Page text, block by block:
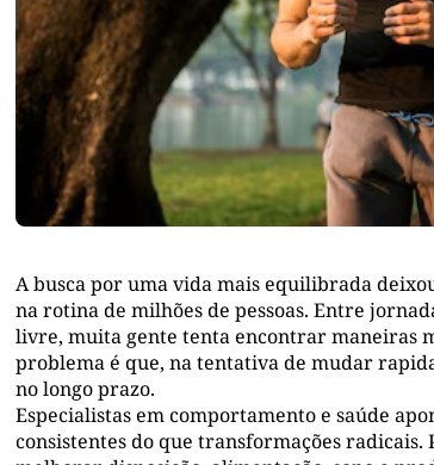
A busca por uma vida mais equilibrada
na rotina de milhões de pessoas. Entre
livre, muita gente tenta encontrar maneiras
problema é que, na tentativa de mudar
no longo prazo.
Especialistas em comportamento e saúde
consistentes do que transformações